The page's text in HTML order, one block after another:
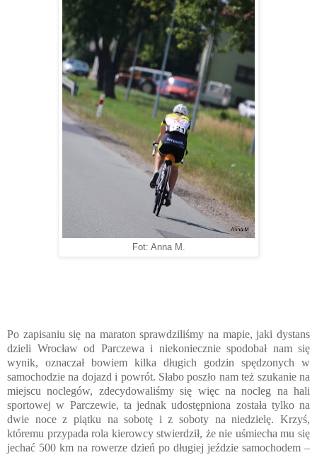
Fot: Anna M.
Po zapisaniu się na maraton sprawdziliśmy na mapie, jaki dystans
dzieli Wrocław od Parczewa i niekoniecznie spodobał nam się
wynik, oznaczał bowiem kilka długich godzin spędzonych w
samochodzie na dojazd i powrót. Słabo poszło nam też szukanie na
miejscu noclegów, zdecydowaliśmy się więc na nocleg na hali
sportowej w Parczewie, ta jednak udostępniona została tylko na
dwie noce z piątku na sobotę i z soboty na niedzielę. Krzyś,
któremu przypada rola kierowcy stwierdził, że nie uśmiecha mu się
jechać 500 km na rowerze dzień po długiej jeździe samochodem –